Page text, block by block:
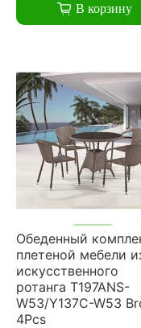
В корзину
Обеденный
плетеной мебели
искусственного
ротанга T197ANS-
W53/Y137C-W53
4Pcs